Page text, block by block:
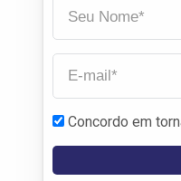
Concordo em